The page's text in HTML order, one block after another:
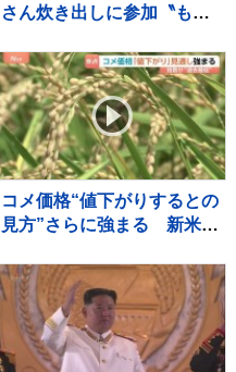
さん炊き出しに参加〝もら
が精一杯〟自身の店も被害
に
コメ価格“値下がりするとの
見方”さらに強まる 新米価
小売価格が値下がりしてい
くのかが焦点